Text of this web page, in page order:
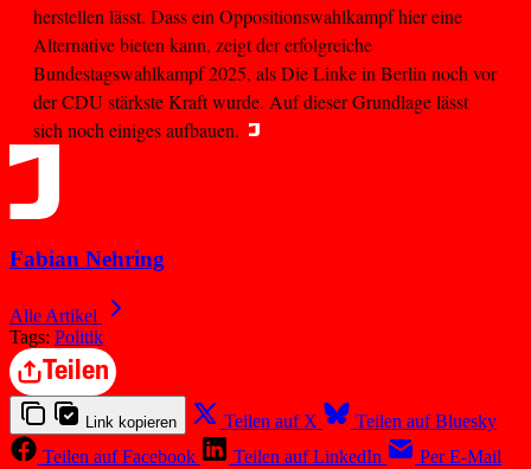
herstellen lässt. Dass ein Oppositionswahlkampf hier eine
Alternative bieten kann, zeigt der erfolgreiche
Bundestagswahlkampf 2025, als Die Linke in Berlin noch vor
der CDU stärkste Kraft wurde. Auf dieser Grundlage lässt
sich noch einiges aufbauen.
Fabian Nehring
Alle Artikel
Tags: Politik
Teilen
Link kopieren Teilen auf X
Teilen auf Bluesky
Teilen auf Facebook
Teilen auf LinkedIn
Per E-Mail